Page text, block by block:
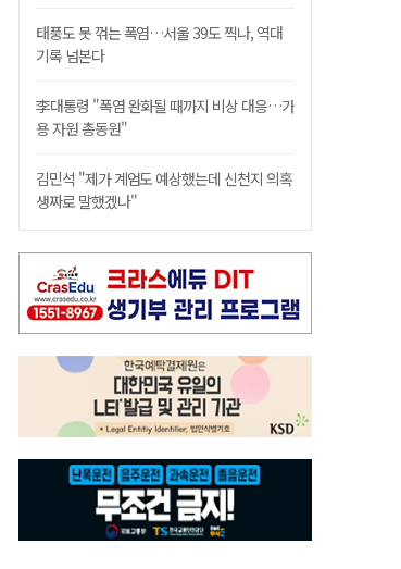
태풍도 못 꺾는 폭염…서울 39도 찍나, 역대
기록 넘본다
李대통령 "폭염 완화될 때까지 비상 대응…가
용 자원 총동원"
김민석 "제가 계엄도 예상했는데 신천지 의혹
생짜로 말했겠나"